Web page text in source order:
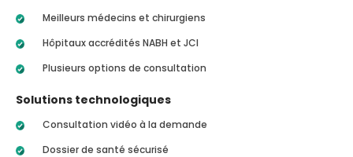
Meilleurs médecins et chirurgiens
Hôpitaux accrédités NABH et JCI
Plusieurs options de consultation
Solutions technologiques
Consultation vidéo à la demande
Dossier de santé sécurisé